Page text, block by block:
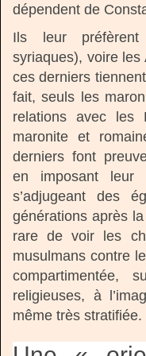
dépendent de
Ils leur
syriaques), voire les
ces derniers
fait, seuls les
relations avec les
maronite et
derniers font
en imposant leur
s’adjugeant des
générations après
rare de voir les
musulmans contre
compartimentée,
religieuses, à
même très stratifiée.